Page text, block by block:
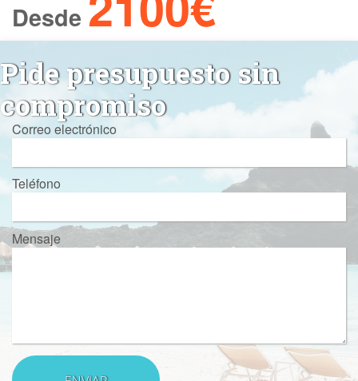
Desde
Pide presupuesto sin
compromiso
Correo electrónico
Teléfono
Mensaje